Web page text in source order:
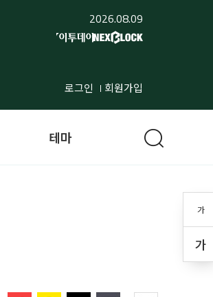
2026.08.09
로그인 회원가입
가
가
테마